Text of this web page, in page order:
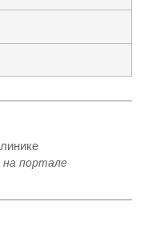
на портале